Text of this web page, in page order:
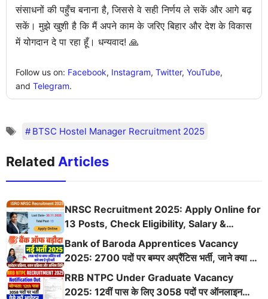
संसाधनों की पहुँच बनाना है, जिससे वे सही निर्णय ले सकें और आगे बढ़
सकें। मुझे खुशी है कि मैं अपने काम के जरिए बिहार और देश के विकास
में योगदान दे पा रहा हूँ। धन्यवाद! 🙏
Follow us on: Facebook, Instagram, Twitter, YouTube,
and Telegram.
BTSC Hostel Manager Recruitment 2025
Related Articles
NRSC Recruitment 2025: Apply Online for
13 Posts, Check Eligibility, Salary &
Application Details
Bank of Baroda Apprentices Vacancy
2025: 2700 पदों पर बम्पर अप्रैंटिस भर्ती, जाने क्या है
पूरी भर्ती, आवेदन प्रक्रिया, चयन प्रक्रिया और अन्तिम
तिथि
RRB NTPC Under Graduate Vacancy
2025: 12वीं पास के लिए 3058 पदों पर ऑनलाइन